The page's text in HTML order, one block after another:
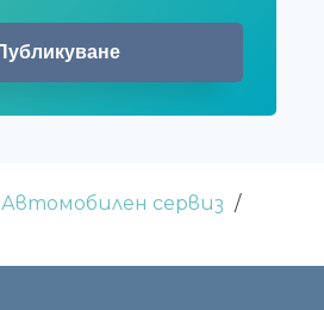
Автомобилен сервиз